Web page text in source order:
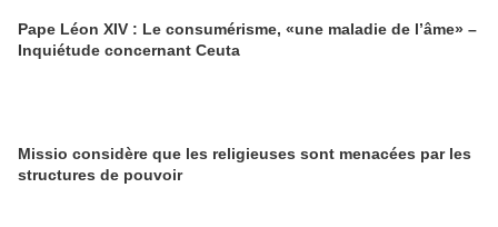
Pape Léon XIV : Le consumérisme, «une maladie de l’âme» –
Inquiétude concernant Ceuta
Missio considère que les religieuses sont menacées par les
structures de pouvoir